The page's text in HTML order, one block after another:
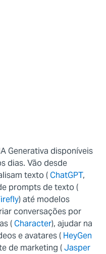
Generativa disponíveis
dias. Vão desde
texto (ChatGPT,
prompts de texto (
) até modelos
conversações por
(Character), ajudar na
e avatares ( HeyGen
de marketing (Jasper